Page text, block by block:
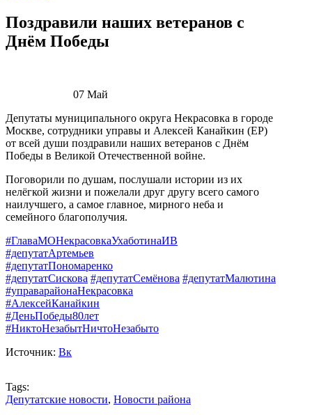
Поздравили наших ветеранов с
Днём Победы
07Май
Депутаты муниципального округа Некрасовка в городе
Москве, сотрудники управы и Алексей Канайкин (ЕР)
от всей души поздравили наших ветеранов с Днём
Победы в Великой Отечественной войне.
Поговорили по душам, послушали истории из их
нелёгкой жизни и пожелали друг другу всего самого
наилучшего, а самое главное, мирного неба и
семейного благополучия.
#ГлаваМОНекрасовкаУхаботинаИВ
#депутатАртемьев
#депутатПономаренко
#депутатСискова #депутатСемёнова #депутатМалютина
#управарайонаНекрасовка
#АлексейКанайкин
#ДеньПобеды80лет
#НиктоНезабытНичтоНезабыто
Источник: Вк
Tags:
Депутатские новости, Новости района